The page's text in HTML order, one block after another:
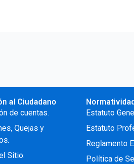
al Ciudadano
de cuentas.
Quejas y
Sitio.
Estatuto
Estatuto
Reglamento
Política de